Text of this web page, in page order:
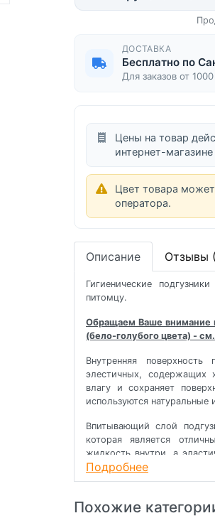
ДОСТАВКА
Бесплатно по
Для заказов от
Цены на товар
интернет-магазине
Цвет товара
оператора.
Описание Отзывы
Гигиенические
питомцу.
Обращаем Ваше внимание
(бело-голубого цвета) -
Внутренняя
элестичных, содержащих
влагу и сохраняет
используются натуральные
Впитывающий слой
которая является
жидкость внутри, а
Кроме этого, верхний слой
упак-ке (шт)
Подробнее
Похожие